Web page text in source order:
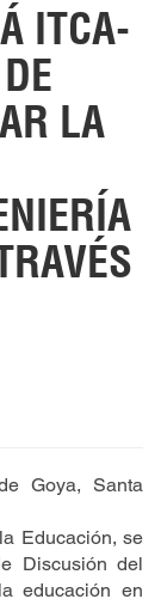
ITCA-
LA
Goya, Santa
Educación, se
Discusión del
educación en